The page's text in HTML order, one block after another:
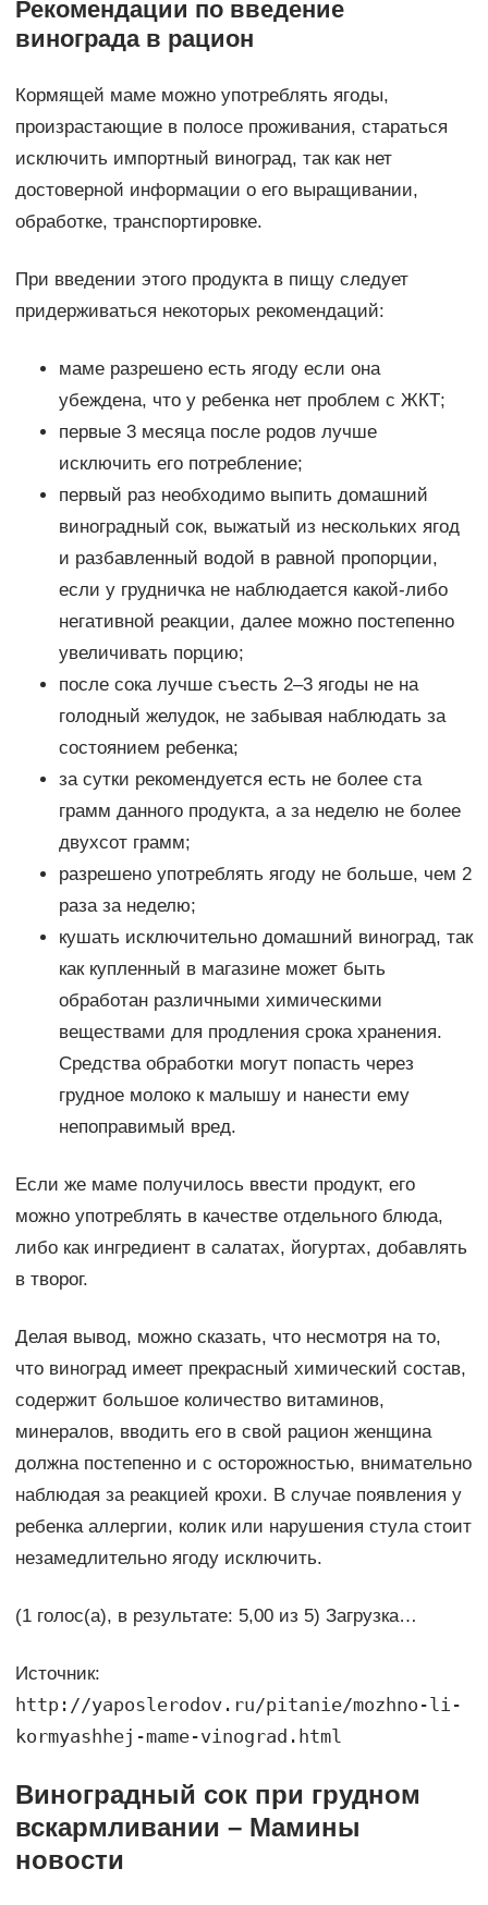
Рекомендации по введение
винограда в рацион
Кормящей маме можно употреблять ягоды,
произрастающие в полосе проживания, стараться
исключить импортный виноград, так как нет
достоверной информации о его выращивании,
обработке, транспортировке.
При введении этого продукта в пищу следует
придерживаться некоторых рекомендаций:
маме разрешено есть ягоду если она
убеждена, что у ребенка нет проблем с ЖКТ;
первые 3 месяца после родов лучше
исключить его потребление;
первый раз необходимо выпить домашний
виноградный сок, выжатый из нескольких ягод
и разбавленный водой в равной пропорции,
если у грудничка не наблюдается какой-либо
негативной реакции, далее можно постепенно
увеличивать порцию;
после сока лучше съесть 2–3 ягоды не на
голодный желудок, не забывая наблюдать за
состоянием ребенка;
за сутки рекомендуется есть не более ста
грамм данного продукта, а за неделю не более
двухсот грамм;
разрешено употреблять ягоду не больше, чем 2
раза за неделю;
кушать исключительно домашний виноград, так
как купленный в магазине может быть
обработан различными химическими
веществами для продления срока хранения.
Средства обработки могут попасть через
грудное молоко к малышу и нанести ему
непоправимый вред.
Если же маме получилось ввести продукт, его
можно употреблять в качестве отдельного блюда,
либо как ингредиент в салатах, йогуртах, добавлять
в творог.
Делая вывод, можно сказать, что несмотря на то,
что виноград имеет прекрасный химический состав,
содержит большое количество витаминов,
минералов, вводить его в свой рацион женщина
должна постепенно и с осторожностью, внимательно
наблюдая за реакцией крохи. В случае появления у
ребенка аллергии, колик или нарушения стула стоит
незамедлительно ягоду исключить.
(1 голос(а), в результате: 5,00 из 5) Загрузка…
Источник:
http://yaposlerodov.ru/pitanie/mozhno-li-
kormyashhej-mame-vinograd.html
Виноградный сок при грудном
вскармливании – Мамины
новости